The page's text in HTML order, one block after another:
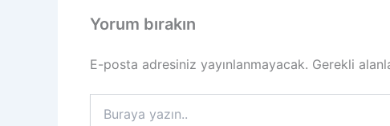
Yorum bırakın
E-posta adresiniz yayınlanmayacak. Gerekli
yazın..